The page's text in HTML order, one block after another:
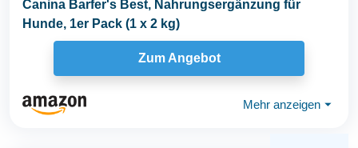
Canina Barfer's Best, Nahrungsergänzung für
Hunde, 1er Pack (1 x 2 kg)
Zum Angebot
Mehr anzeigen ⏷